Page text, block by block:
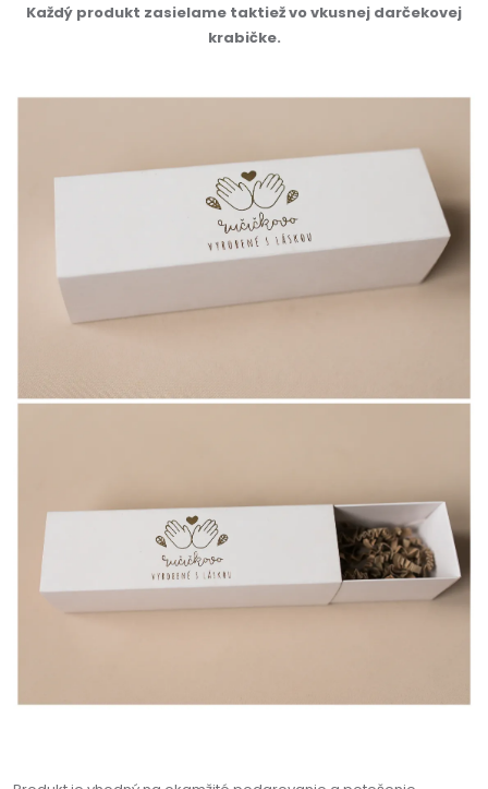
Každý produkt zasielame taktiež vo vkusnej darčekovej
krabičke.